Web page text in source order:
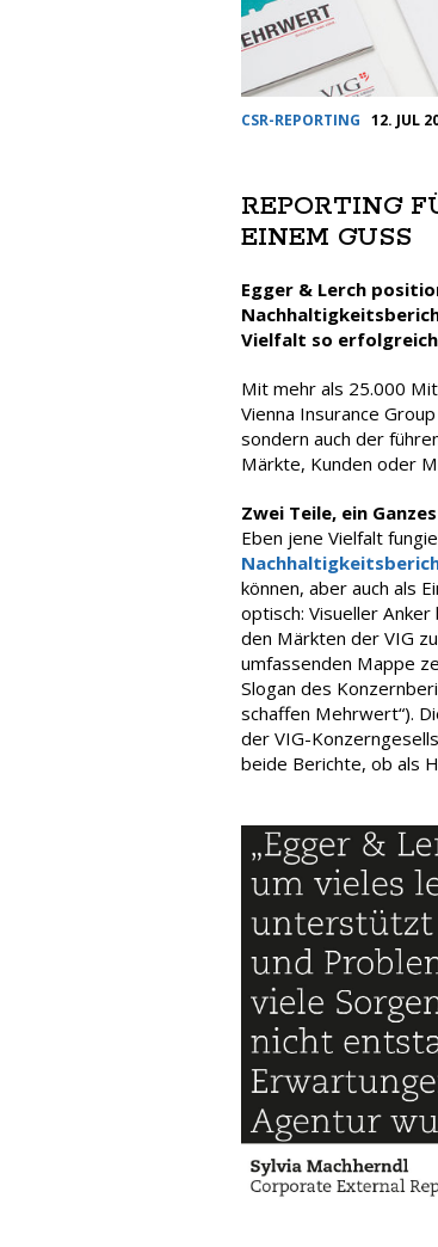
CSR-REPORTING 12. JUL
REPORTING
EINEM GUSS
Egger & Lerch
Vielfalt so
Mit mehr als 25.000
Vienna Insurance
sondern auch der
Märkte, Kunden oder
Zwei Teile, ein Ganzes
Eben jene Vielfalt
können, aber auch als
optisch: Visueller
den Märkten der VIG
umfassenden Mappe
Slogan des
schaffen Mehrwert“).
der VIG-
beide Berichte, ob als